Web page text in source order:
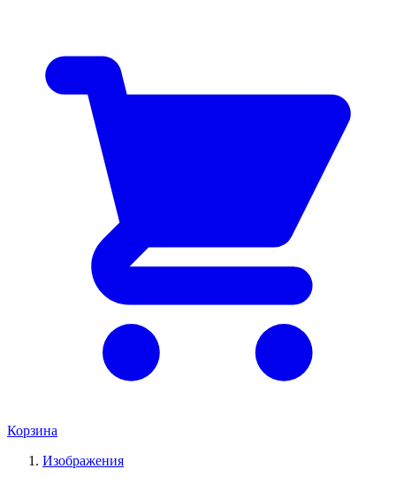
Корзина
Изображения